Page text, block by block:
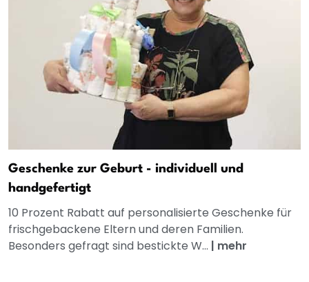
Geschenke zur Geburt - individuell und
handgefertigt
10 Prozent Rabatt auf personalisierte Geschenke für
frischgebackene Eltern und deren Familien.
Besonders gefragt sind bestickte W... | mehr